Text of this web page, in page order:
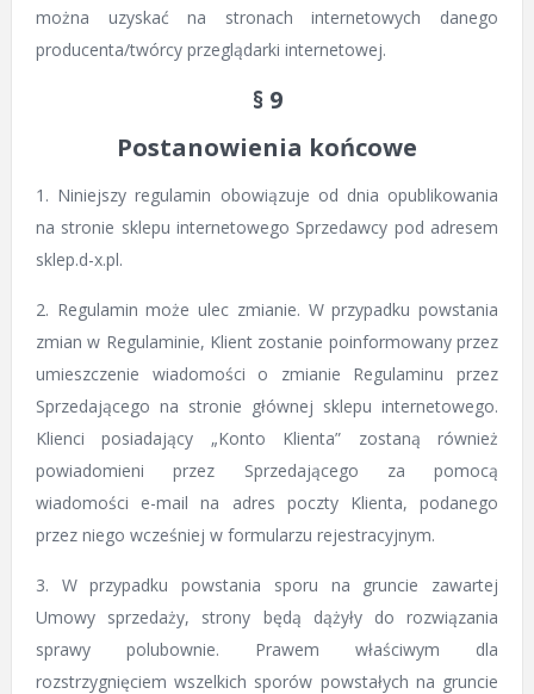
można uzyskać na stronach internetowych danego
producenta/twórcy przeglądarki internetowej.
§ 9
Postanowienia końcowe
1. Niniejszy regulamin obowiązuje od dnia opublikowania
na stronie sklepu internetowego Sprzedawcy pod adresem
sklep.d-x.pl.
2. Regulamin może ulec zmianie. W przypadku powstania
zmian w Regulaminie, Klient zostanie poinformowany przez
umieszczenie wiadomości o zmianie Regulaminu przez
Sprzedającego na stronie głównej sklepu internetowego.
Klienci posiadający „Konto Klienta” zostaną również
powiadomieni przez Sprzedającego za pomocą
wiadomości e-mail na adres poczty Klienta, podanego
przez niego wcześniej w formularzu rejestracyjnym.
3. W przypadku powstania sporu na gruncie zawartej
Umowy sprzedaży, strony będą dążyły do rozwiązania
sprawy polubownie. Prawem właściwym dla
rozstrzygnięciem wszelkich sporów powstałych na gruncie